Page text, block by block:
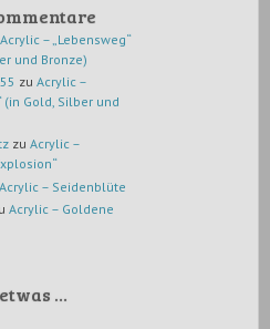
Acrylic – „Lebensweg“
und Bronze)
zu Acrylic –
(in Gold, Silber und
zu Acrylic –
Acrylic – Seidenblüte
Acrylic – Goldene
…